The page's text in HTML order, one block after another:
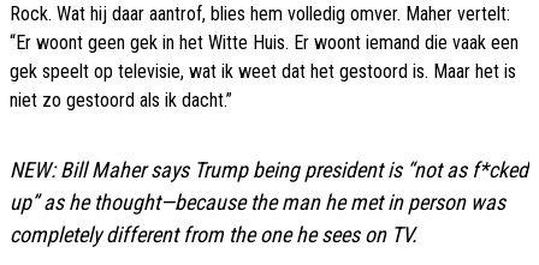
Rock. Wat hij daar aantrof, blies hem volledig omver. Maher vertelt:
“Er woont geen gek in het Witte Huis. Er woont iemand die vaak een
gek speelt op televisie, wat ik weet dat het gestoord is. Maar het is
niet zo gestoord als ik dacht.”
NEW: Bill Maher says Trump being president is “not as f*cked
up” as he thought—because the man he met in person was
completely different from the one he sees on TV.